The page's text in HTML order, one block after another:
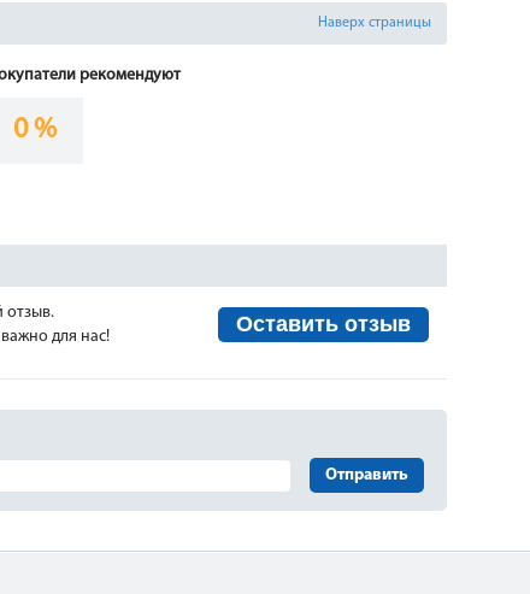
Наверх страницы
рекомендуют
0 %
отзыв.
для нас!
Оставить отзыв
Отправить